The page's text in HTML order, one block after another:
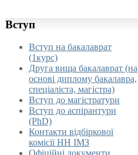
Вступ
Вступ на бакалаврат
(1курс)
Друга вища бакалаврат (на
основі диплому бакалавра,
спеціаліста, магістра)
Вступ до магістратури
Вступ до аспірантури
(PhD)
Контакти відбіркової
комісії НН ІМЗ